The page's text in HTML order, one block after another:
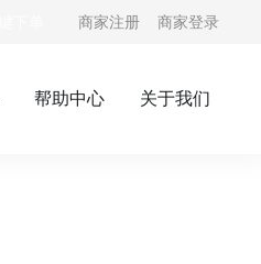
商家注册 商家登录
帮助中心 关于我们